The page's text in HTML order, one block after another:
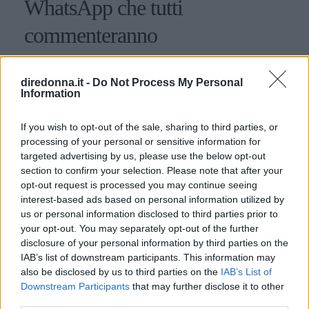
diredonna.it - Do Not Process My Personal
Information
If you wish to opt-out of the sale, sharing to third parties, or
processing of your personal or sensitive information for
targeted advertising by us, please use the below opt-out
section to confirm your selection. Please note that after your
opt-out request is processed you may continue seeing
interest-based ads based on personal information utilized by
us or personal information disclosed to third parties prior to
your opt-out. You may separately opt-out of the further
disclosure of your personal information by third parties on the
IAB’s list of downstream participants. This information may
also be disclosed by us to third parties on the IAB’s List of
Downstream Participants that may further disclose it to other
WhatsApp che tutti
commenteranno
ecco come fare colpo sui propri contatti utilizzando
aforismi e citazioni.